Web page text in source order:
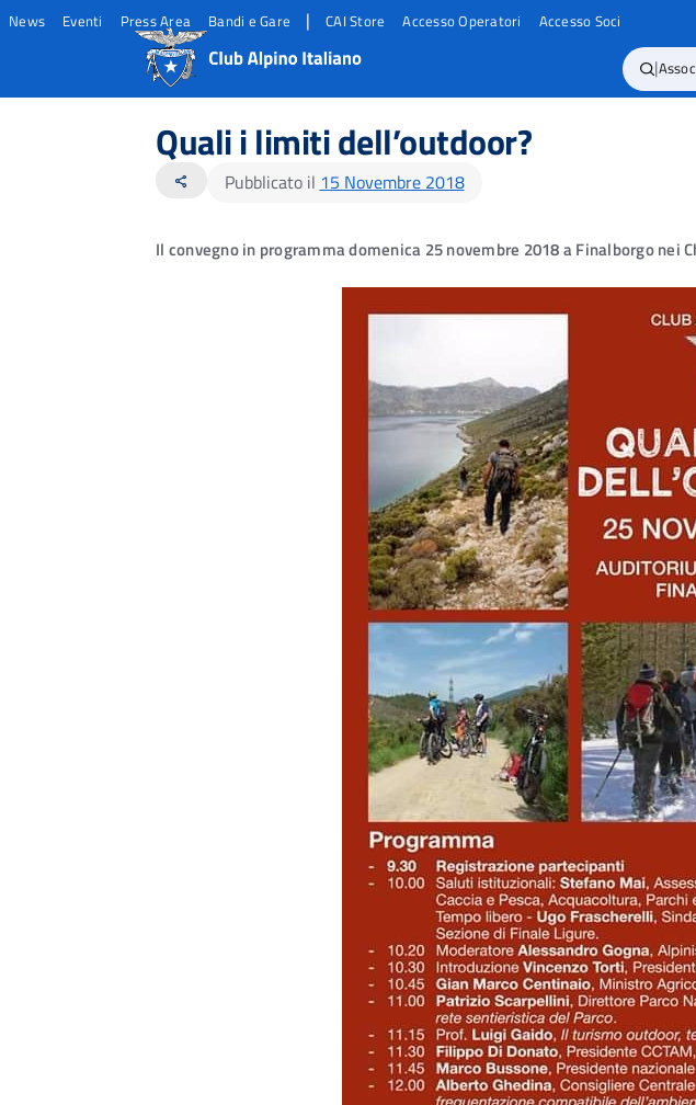
News Eventi Press Area Bandi e Gare | CAI Store Accesso Operatori Accesso Soci
|
Quali i limiti dell’outdoor?
share Pubblicato il 15 Novembre 2018
Il convegno in programma domenica 25 novembre 2018 a Finalborgo nei